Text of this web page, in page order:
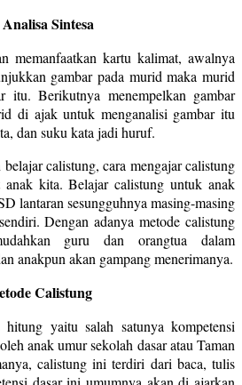
Sintesa
memanfaatkan kartu kalimat, awalnya
gambar pada murid maka murid
itu. Berikutnya menempelkan gambar
di ajak untuk menganalisi gambar itu
dan suku kata jadi huruf.
calistung, cara mengajar calistung
anak kita. Belajar calistung untuk anak
lantaran sesungguhnya masing-masing
Dengan adanya metode calistung
guru dan orangtua dalam
anakpun akan gampang menerimanya.
Calistung
yaitu salah satunya kompetensi
anak umur sekolah dasar atau Taman
calistung ini terdiri dari baca, tulis